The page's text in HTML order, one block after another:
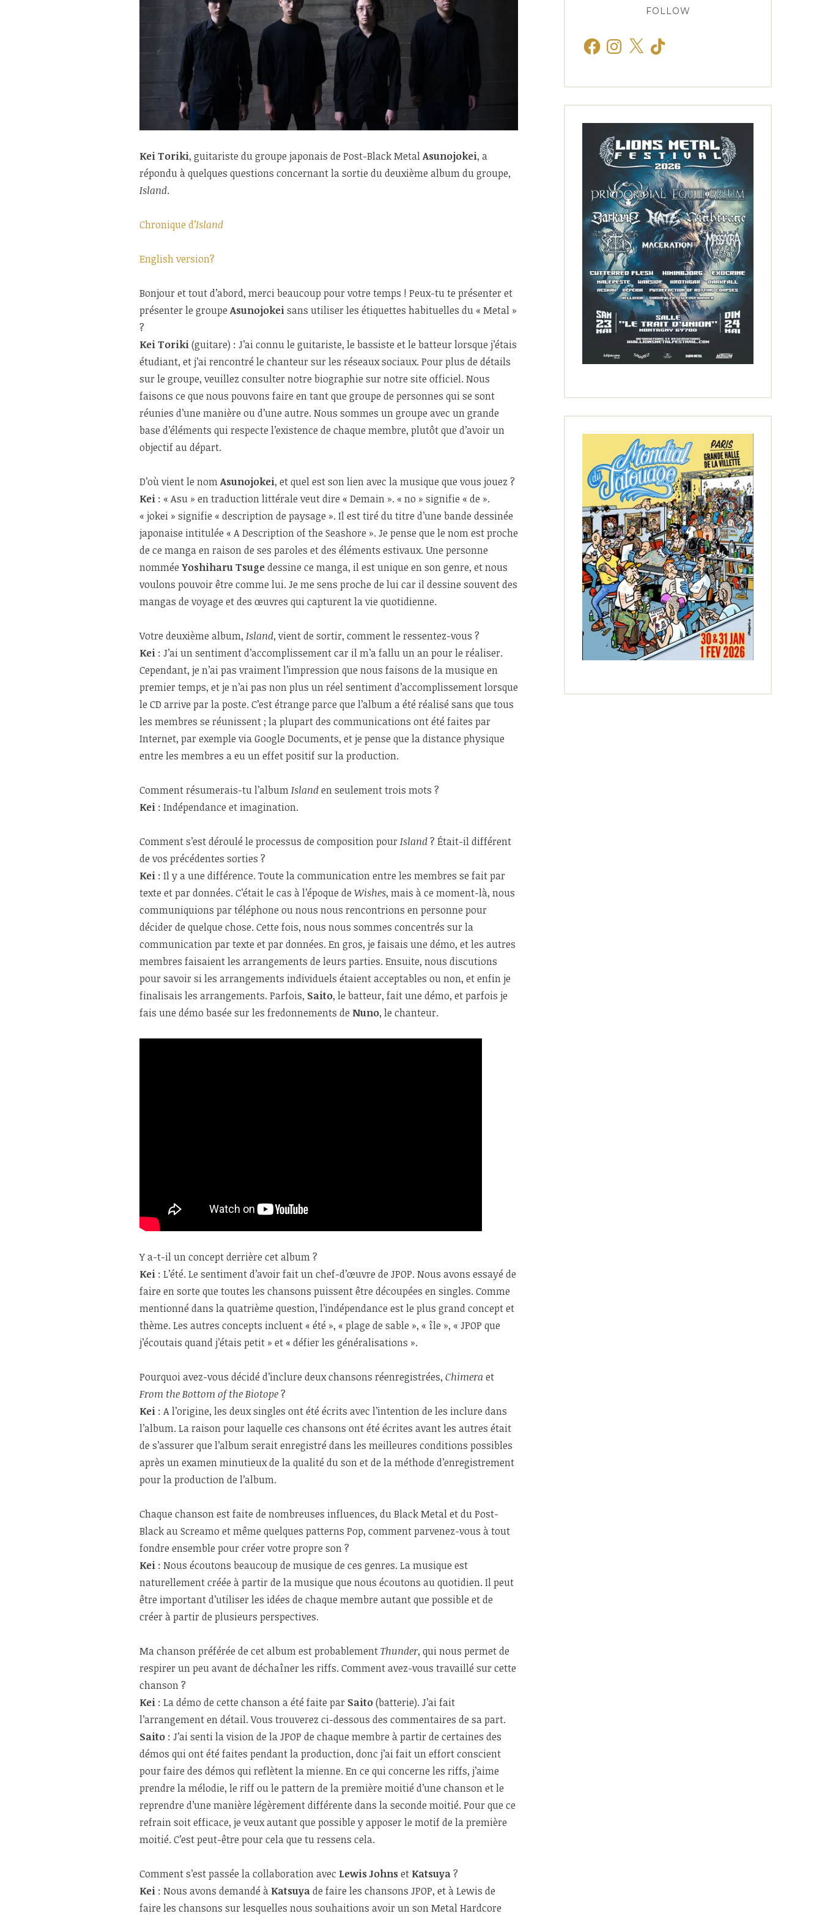
Kei Toriki, guitariste du groupe japonais de Post-Black MetalAsunojokei, a
répondu à quelques questions concernant la sortie du deuxième album du groupe,
Island.
Chronique d’Island
English version?
Bonjour et tout d’abord, merci beaucoup pour votre temps ! Peux-tu te présenter et
présenter le groupeAsunojokeisans utiliser les étiquettes habituelles du « Metal »
?
Kei Toriki(guitare) : J’ai connu le guitariste, le bassiste et le batteur lorsque j’étais
étudiant, et j’ai rencontré le chanteur sur les réseaux sociaux. Pour plus de détails
sur le groupe, veuillez consulter notre biographie sur notre site officiel. Nous
faisons ce que nous pouvons faire en tant que groupe de personnes qui se sont
réunies d’une manière ou d’une autre. Nous sommes un groupe avec un grande
base d’éléments qui respecte l’existence de chaque membre, plutôt que d’avoir un
objectif au départ.
D’où vient le nomAsunojokei, et quel est son lien avec la musique que vous jouez ?
Kei : « Asu » en traduction littérale veut dire « Demain ». « no » signifie « de ».
« jokei » signifie « description de paysage ». Il est tiré du titre d’une bande dessinée
japonaise intitulée « A Description of the Seashore ». Je pense que le nom est proche
de ce manga en raison de ses paroles et des éléments estivaux. Une personne
nommée Yoshiharu Tsugedessine ce manga, il est unique en son genre, et nous
voulons pouvoir être comme lui. Je me sens proche de lui car il dessine souvent des
mangas de voyage et des œuvres qui capturent la vie quotidienne.
Votre deuxième album, Island, vient de sortir, comment le ressentez-vous ?
Kei : J’ai un sentiment d’accomplissement car il m’a fallu un an pour le réaliser.
Cependant, je n’ai pas vraiment l’impression que nous faisons de la musique en
premier temps, et je n’ai pas non plus un réel sentiment d’accomplissement lorsque
le CD arrive par la poste. C’est étrange parce que l’album a été réalisé sans que tous
les membres se réunissent ; la plupart des communications ont été faites par
Internet, par exemple via Google Documents, et je pense que la distance physique
entre les membres a eu un effet positif sur la production.
Comment résumerais-tu l’albumIslanden seulement trois mots ?
Kei : Indépendance et imagination.
Comment s’est déroulé le processus de composition pour Island? Était-il différent
de vos précédentes sorties ?
Kei : Il y a une différence. Toute la communication entre les membres se fait par
texte et par données. C’était le cas à l’époque de Wishes, mais à ce moment-là, nous
communiquions par téléphone ou nous nous rencontrions en personne pour
décider de quelque chose. Cette fois, nous nous sommes concentrés sur la
communication par texte et par données. En gros, je faisais une démo, et les autres
membres faisaient les arrangements de leurs parties. Ensuite, nous discutions
pour savoir si les arrangements individuels étaient acceptables ou non, et enfin je
finalisais les arrangements. Parfois, Saito, le batteur, fait une démo, et parfois je
fais une démo basée sur les fredonnements de Nuno, le chanteur.
Y a-t-il un concept derrière cet album ?
Kei : L’été. Le sentiment d’avoir fait un chef-d’œuvre de JPOP. Nous avons essayé de
faire en sorte que toutes les chansons puissent être découpées en singles. Comme
mentionné dans la quatrième question, l’indépendance est le plus grand concept et
thème. Les autres concepts incluent « été », « plage de sable », « île », « JPOP que
j’écoutais quand j’étais petit » et « défier les généralisations ».
Pourquoi avez-vous décidé d’inclure deux chansons réenregistrées, Chimera et
From the Bottom of the Biotope?
Kei : A l’origine, les deux singles ont été écrits avec l’intention de les inclure dans
l’album. La raison pour laquelle ces chansons ont été écrites avant les autres était
de s’assurer que l’album serait enregistré dans les meilleures conditions possibles
après un examen minutieux de la qualité du son et de la méthode d’enregistrement
pour la production de l’album.
Chaque chanson est faite de nombreuses influences, du Black Metal et du Post-
Black au Screamo et même quelques patterns Pop, comment parvenez-vous à tout
fondre ensemble pour créer votre propre son ?
Kei : Nous écoutons beaucoup de musique de ces genres. La musique est
naturellement créée à partir de la musique que nous écoutons au quotidien. Il peut
être important d’utiliser les idées de chaque membre autant que possible et de
créer à partir de plusieurs perspectives.
Ma chanson préférée de cet album est probablementThunder, qui nous permet de
respirer un peu avant de déchaîner les riffs. Comment avez-vous travaillé sur cette
chanson ?
Kei : La démo de cette chanson a été faite par Saito(batterie). J’ai fait
l’arrangement en détail. Vous trouverez ci-dessous des commentaires de sa part.
Saito : J’ai senti la vision de la JPOP de chaque membre à partir de certaines des
démos qui ont été faites pendant la production, donc j’ai fait un effort conscient
pour faire des démos qui reflètent la mienne. En ce qui concerne les riffs, j’aime
prendre la mélodie, le riff ou le pattern de la première moitié d’une chanson et le
reprendre d’une manière légèrement différente dans la seconde moitié. Pour que ce
refrain soit efficace, je veux autant que possible y apposer le motif de la première
moitié. C’est peut-être pour cela que tu ressens cela.
Comment s’est passée la collaboration avec Lewis Johnset Katsuya?
Kei : Nous avons demandé à Katsuyade faire les chansons JPOP, et à Lewis de
faire les chansons sur lesquelles nous souhaitions avoir un son Metal Hardcore
FOLLOW
FacebookInstagram
X TikTok